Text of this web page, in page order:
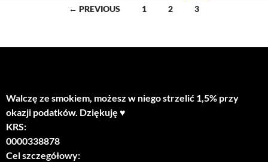
← PREVIOUS 1 2 3
Walczę ze smokiem, możesz w niego strzelić 1,5% przy
okazji podatków. Dziękuję ♥
KRS:
0000338878
Cel szczegółowy: